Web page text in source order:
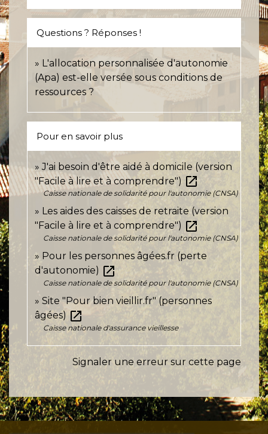
Questions ? Réponses !
L'allocation personnalisée d'autonomie
(Apa) est-elle versée sous conditions de
ressources ?
Pour en savoir plus
J'ai besoin d'être aidé à domicile (version
"Facile à lire et à comprendre") open_in_new
Caisse nationale de solidarité pour l'autonomie (CNSA)
Les aides des caisses de retraite (version
"Facile à lire et à comprendre") open_in_new
Caisse nationale de solidarité pour l'autonomie (CNSA)
Pour les personnes âgées.fr (perte
d'autonomie) open_in_new
Caisse nationale de solidarité pour l'autonomie (CNSA)
Site "Pour bien vieillir.fr" (personnes
âgées) open_in_new
Caisse nationale d'assurance vieillesse
Signaler une erreur sur cette page